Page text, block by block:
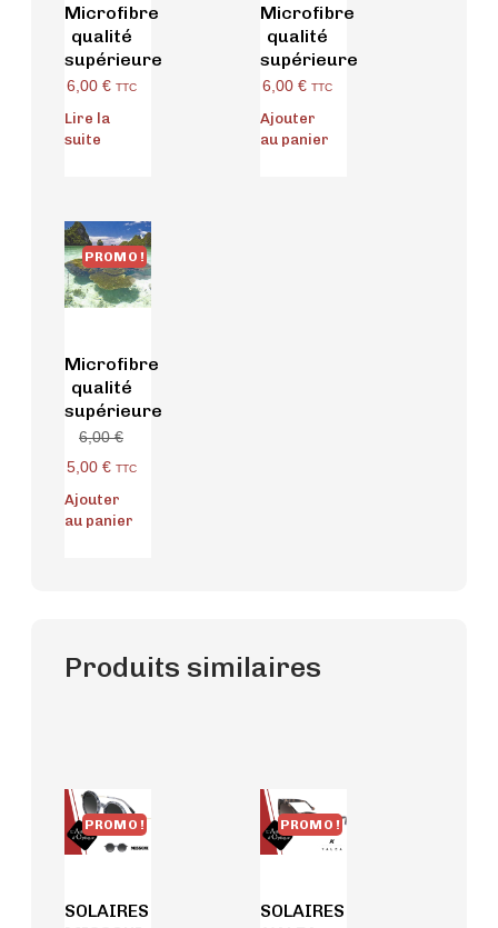
Microfibre
qualité
supérieure
6,00 € TTC
Lire la
suite
Microfibre
qualité
supérieure
6,00 € TTC
Ajouter
au panier
PROMO !
Microfibre
qualité
supérieure
6,00€
5,00 € TTC
Ajouter
au panier
Produits similaires
PROMO !
SOLAIRES
PROMO !
SOLAIRES